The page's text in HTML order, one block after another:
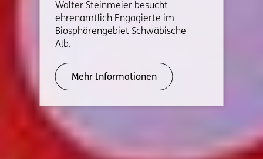
Walter Steinmeier besucht
ehrenamtlich Engagierte im
Biosphärengebiet Schwäbische
Alb.